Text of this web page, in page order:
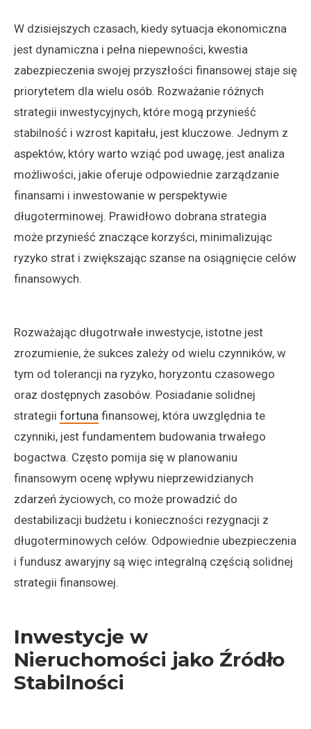
W dzisiejszych czasach, kiedy sytuacja ekonomiczna
jest dynamiczna i pełna niepewności, kwestia
zabezpieczenia swojej przyszłości finansowej staje się
priorytetem dla wielu osób. Rozważanie różnych
strategii inwestycyjnych, które mogą przynieść
stabilność i wzrost kapitału, jest kluczowe. Jednym z
aspektów, który warto wziąć pod uwagę, jest analiza
możliwości, jakie oferuje odpowiednie zarządzanie
finansami i inwestowanie w perspektywie
długoterminowej. Prawidłowo dobrana strategia
może przynieść znaczące korzyści, minimalizując
ryzyko strat i zwiększając szanse na osiągnięcie celów
finansowych.
Rozważając długotrwałe inwestycje, istotne jest
zrozumienie, że sukces zależy od wielu czynników, w
tym od tolerancji na ryzyko, horyzontu czasowego
oraz dostępnych zasobów. Posiadanie solidnej
strategii fortuna finansowej, która uwzględnia te
czynniki, jest fundamentem budowania trwałego
bogactwa. Często pomija się w planowaniu
finansowym ocenę wpływu nieprzewidzianych
zdarzeń życiowych, co może prowadzić do
destabilizacji budżetu i konieczności rezygnacji z
długoterminowych celów. Odpowiednie ubezpieczenia
i fundusz awaryjny są więc integralną częścią solidnej
strategii finansowej.
Inwestycje w
Nieruchomości jako Źródło
Stabilności